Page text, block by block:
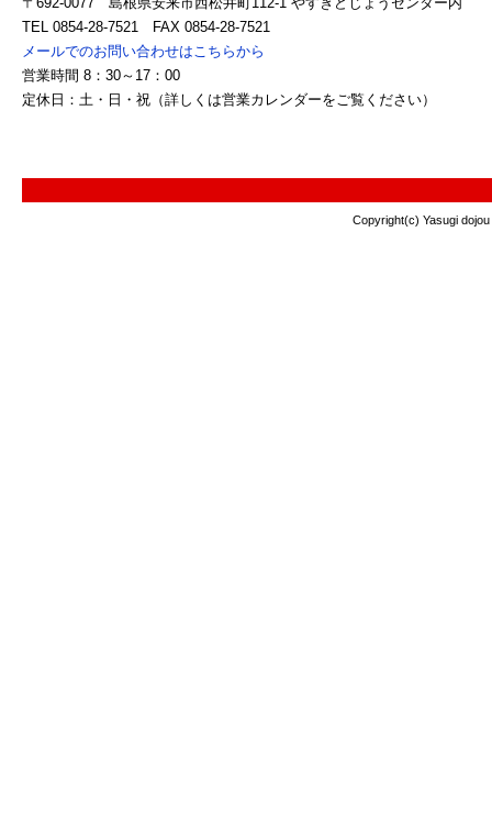
TEL 0854-28-7521 FAX 0854-28-7521
メールでのお問い合わせはこちらから
営業時間 8：30～17：00
定休日：土・日・祝（詳しくは営業カレンダーをご覧ください）
Copyright(c) Yasugi